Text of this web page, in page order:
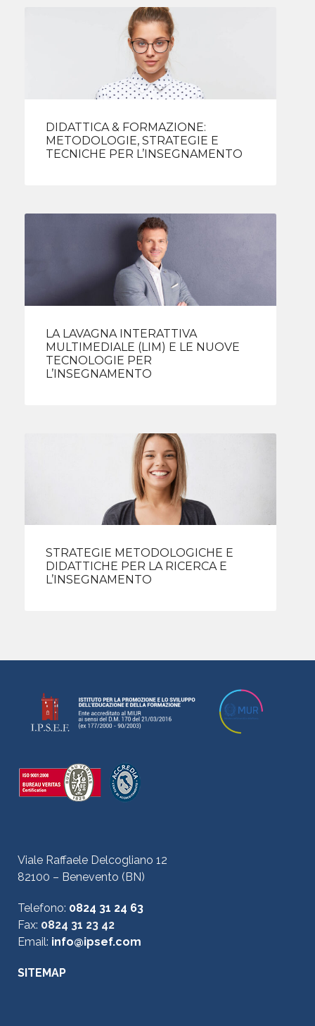
DIDATTICA & FORMAZIONE:
METODOLOGIE, STRATEGIE E
TECNICHE PER L’INSEGNAMENTO
LA LAVAGNA INTERATTIVA
MULTIMEDIALE (LIM) E LE NUOVE
TECNOLOGIE PER
L’INSEGNAMENTO
STRATEGIE METODOLOGICHE E
DIDATTICHE PER LA RICERCA E
L’INSEGNAMENTO
Viale Raffaele Delcogliano 12
82100 – Benevento (BN)
Telefono: 0824 31 24 63
Fax: 0824 31 23 42
Email: info@ipsef.com
SITEMAP